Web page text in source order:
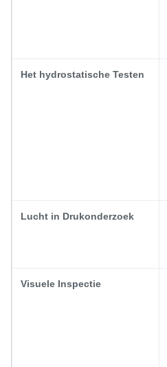
Het hydrostatische Testen
Lucht in Drukonderzoek
Visuele Inspectie